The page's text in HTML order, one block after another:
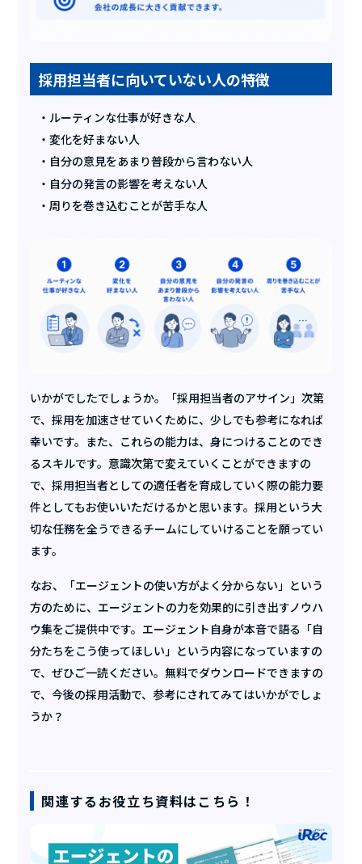
採用担当者に向いていない人の特徴
ルーティンな仕事が好きな人
変化を好まない人
自分の意見をあまり普段から言わない人
自分の発言の影響を考えない人
周りを巻き込むことが苦手な人
いかがでしたでしょうか。「採用担当者のアサイン」次第
で、採用を加速させていくために、少しでも参考になれば
幸いです。また、これらの能力は、身につけることのでき
るスキルです。意識次第で変えていくことができますの
で、採用担当者としての適任者を育成していく際の能力要
件としてもお使いいただけるかと思います。採用という大
切な任務を全うできるチームにしていけることを願ってい
ます。
なお、「エージェントの使い方がよく分からない」という
方のために、エージェントの力を効果的に引き出すノウハ
ウ集をご提供中です。エージェント自身が本音で語る「自
分たちをこう使ってほしい」という内容になっていますの
で、ぜひご一読ください。無料でダウンロードできますの
で、今後の採用活動で、参考にされてみてはいかがでしょ
うか？
関連するお役立ち資料はこちら！